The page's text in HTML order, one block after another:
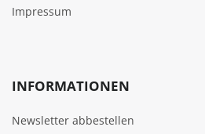
Impressum
INFORMATIONEN
Newsletter abbestellen